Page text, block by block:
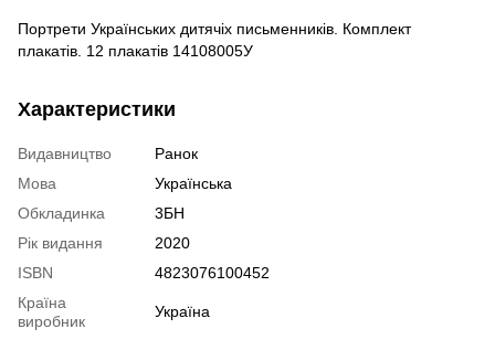
Портрети Українських дитячіх письменників. Комплект
плакатів. 12 плакатів 14108005У
Характеристики
Видавництво
Ранок
Мова
Українська
Обкладинка
3БН
Рік видання
2020
ISBN
4823076100452
Країна
виробник
Україна